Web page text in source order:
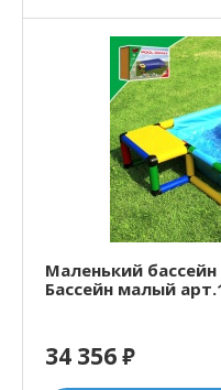
Маленький
Бассейн малый
34 356₽